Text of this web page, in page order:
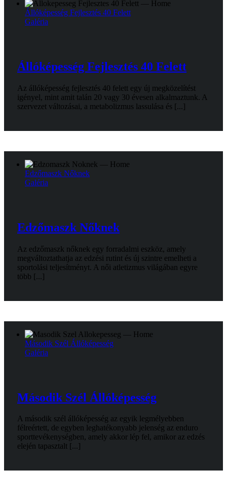
Állóképesség Fejlesztés 40 Felett
Galéria
Állóképesség Fejlesztés 40 Felett
Az állóképesség fejlesztés 40 felett egy új megközelítést
igényel, mint amit talán 20 vagy 30 évesen alkalmaztunk. A
szervezet változásai, a metabolizmus lassulása és [...]
Edzőmaszk Nőknek
Galéria
Edzőmaszk Nőknek
Az edzőmaszk nőknek egy forradalmi eszköz, amely
megváltoztathatja az edzési rutint és új szintre emelheti a
sportolási teljesítményt. A női atletizmus világában egyre
több [...]
Második Szél Állóképesség
Galéria
Második Szél Állóképesség
A második szél állóképesség az egyik legmélyebben
félreértett, de egyben leghatékonyabb jelenség az enduro
sporttevékenységben, amely akkor lép fel, amikor az edzés
elején tapasztalt [...]